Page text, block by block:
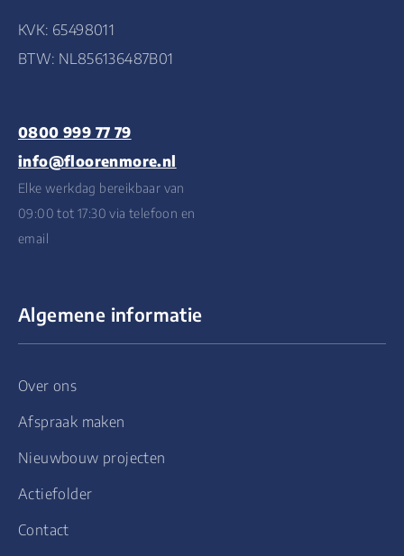
KVK: 65498011
BTW: NL856136487B01
0800 999 77 79
info@floorenmore.nl
Elke werkdag bereikbaar van
09:00 tot 17:30 via telefoon en
email
Algemene informatie
Over ons
Afspraak maken
Nieuwbouw projecten
Actiefolder
Contact